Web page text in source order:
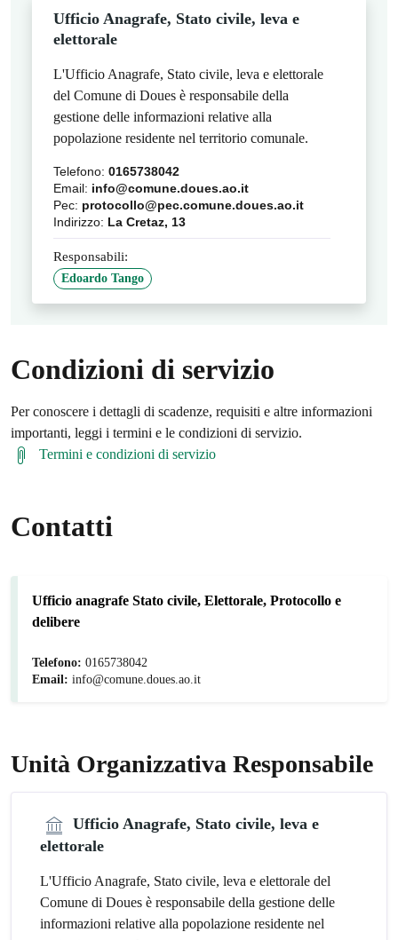
Ufficio Anagrafe, Stato civile, leva e
elettorale
L'Ufficio Anagrafe, Stato civile, leva e elettorale
del Comune di Doues è responsabile della
gestione delle informazioni relative alla
popolazione residente nel territorio comunale.
Telefono: 0165738042
Email: info@comune.doues.ao.it
Pec: protocollo@pec.comune.doues.ao.it
Indirizzo: La Cretaz, 13
Responsabili:
Edoardo Tango
Condizioni di servizio
Per conoscere i dettagli di scadenze, requisiti e altre informazioni
importanti, leggi i termini e le condizioni di servizio.
Termini e condizioni di servizio
Contatti
Ufficio anagrafe Stato civile, Elettorale, Protocollo e
delibere
Telefono: 0165738042
Email: info@comune.doues.ao.it
Unità Organizzativa Responsabile
Ufficio Anagrafe, Stato civile, leva e
elettorale
L'Ufficio Anagrafe, Stato civile, leva e elettorale del
Comune di Doues è responsabile della gestione delle
informazioni relative alla popolazione residente nel